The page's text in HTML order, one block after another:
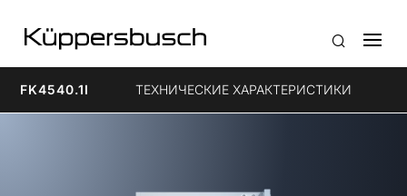
FK4540.1I ТЕХНИЧЕСКИЕ ХАРАКТЕРИСТИКИ